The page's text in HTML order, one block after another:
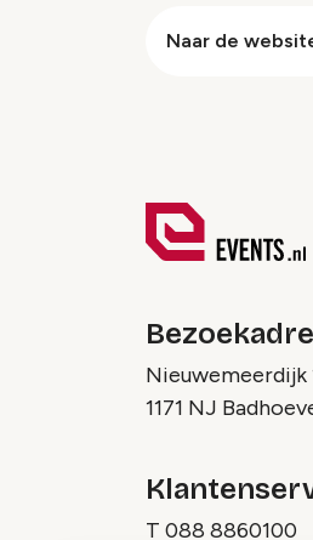
Naar de
Nieuwemeerdijk
1171 NJ
T 088 8860100